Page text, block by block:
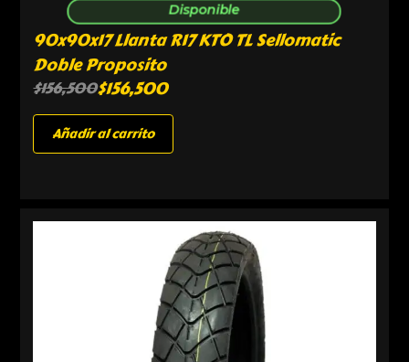
Disponible
90x90x17 Llanta R17 KTO TL Sellomatic
Doble Proposito
$156,500$156,500
Añadir al carrito